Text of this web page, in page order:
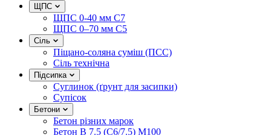
ЩПС
ЩПС 0-40 мм С7
ЩПС 0–70 мм С5
Сіль
Піщано-соляна суміш (ПСС)
Сіль технічна
Підсипка
Суглинок (ґрунт для засипки)
Супісок
Бетони
Бетон різних марок
Бетон B 7.5 (C6/7.5) M100